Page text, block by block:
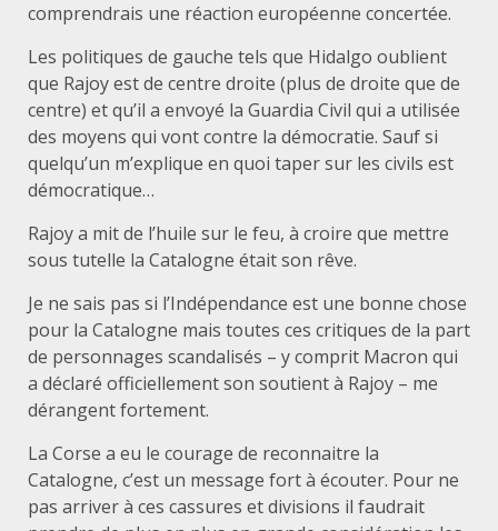
comprendrais une réaction européenne concertée.
Les politiques de gauche tels que Hidalgo oublient
que Rajoy est de centre droite (plus de droite que de
centre) et qu’il a envoyé la Guardia Civil qui a utilisée
des moyens qui vont contre la démocratie. Sauf si
quelqu’un m’explique en quoi taper sur les civils est
démocratique…
Rajoy a mit de l’huile sur le feu, à croire que mettre
sous tutelle la Catalogne était son rêve.
Je ne sais pas si l’Indépendance est une bonne chose
pour la Catalogne mais toutes ces critiques de la part
de personnages scandalisés – y comprit Macron qui
a déclaré officiellement son soutient à Rajoy – me
dérangent fortement.
La Corse a eu le courage de reconnaitre la
Catalogne, c’est un message fort à écouter. Pour ne
pas arriver à ces cassures et divisions il faudrait